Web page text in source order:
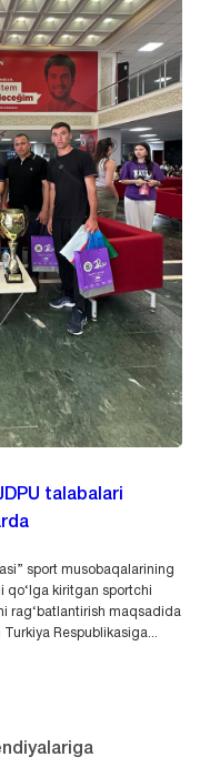
talabalari
sport musobaqalarining
qo‘lga kiritgan sportchi
rag‘batlantirish maqsadida
Respublikasiga...